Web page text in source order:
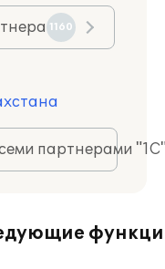
1160
партнерами